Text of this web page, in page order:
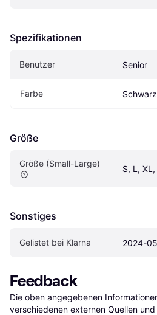
Spezifikationen
Benutzer Senior
Farbe Schwarz
Größe
Größe (Small-Large)
S, L,
Sonstiges
Gelistet bei Klarna 2024-
Feedback
Die oben angegebenen
verschiedenen externen Quellen